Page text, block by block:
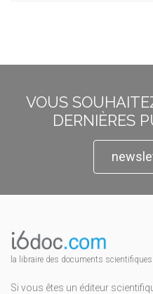
VOUS
DERNIÈRES
la libraire des documents scientifiques
Si vous êtes un éditeur